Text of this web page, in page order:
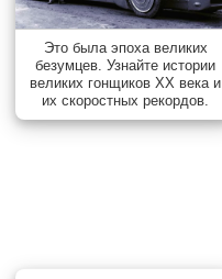
Это была эпоха великих
безумцев. Узнайте истории
великих гонщиков XX века и
их скоростных рекордов.